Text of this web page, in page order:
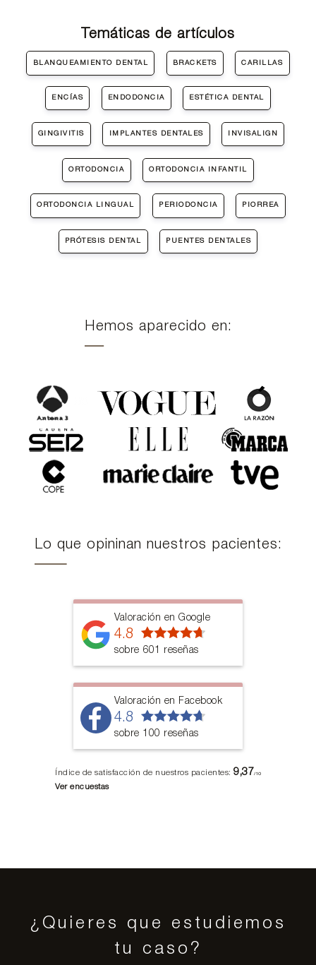
Temáticas de artículos
BLANQUEAMIENTO DENTAL BRACKETS CARILLAS
ENCÍAS ENDODONCIA ESTÉTICA DENTAL
GINGIVITIS IMPLANTES DENTALES INVISALIGN
ORTODONCIA ORTODONCIA INFANTIL
ORTODONCIA LINGUAL PERIODONCIA PIORREA
PRÓTESIS DENTAL PUENTES DENTALES
Hemos aparecido en:
Lo que opininan nuestros pacientes:
Valoración en Google
4.8
sobre 601 reseñas
Valoración en Facebook
4.8
sobre 100 reseñas
Índice de satisfacción de nuestros pacientes:9,37/10
Ver encuestas
¿Quieres que estudiemos
tu caso?